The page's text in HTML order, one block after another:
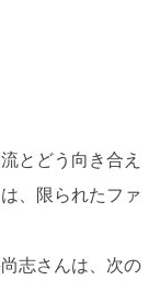
とどう向き合え
、限られたファ
志さんは、次の